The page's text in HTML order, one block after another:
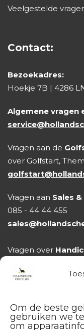
Om de beste
gebruiken we
om
Veelgestelde
Contact:
Bezoekadres:
Hoekje 7B | 4286
Algemene vragen
Vragen aan de
over Golfstart,
Vragen aan Sales
085 - 44 44 455
Vragen over